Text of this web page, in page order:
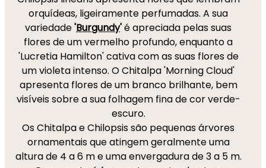
orquídeas, ligeiramente perfumadas. A sua
variedade'Burgundy'é apreciada pelas suas
flores de um vermelho profundo, enquanto a
'Lucretia Hamilton' cativa com as suas flores de
um violeta intenso. O Chitalpa 'Morning Cloud'
apresenta flores de um branco brilhante, bem
visíveis sobre a sua folhagem fina de cor verde-
escuro.
Os Chitalpa e Chilopsis são pequenas árvores
ornamentais que atingem geralmente uma
altura de 4 a 6 m e uma envergadura de 3 a 5 m.